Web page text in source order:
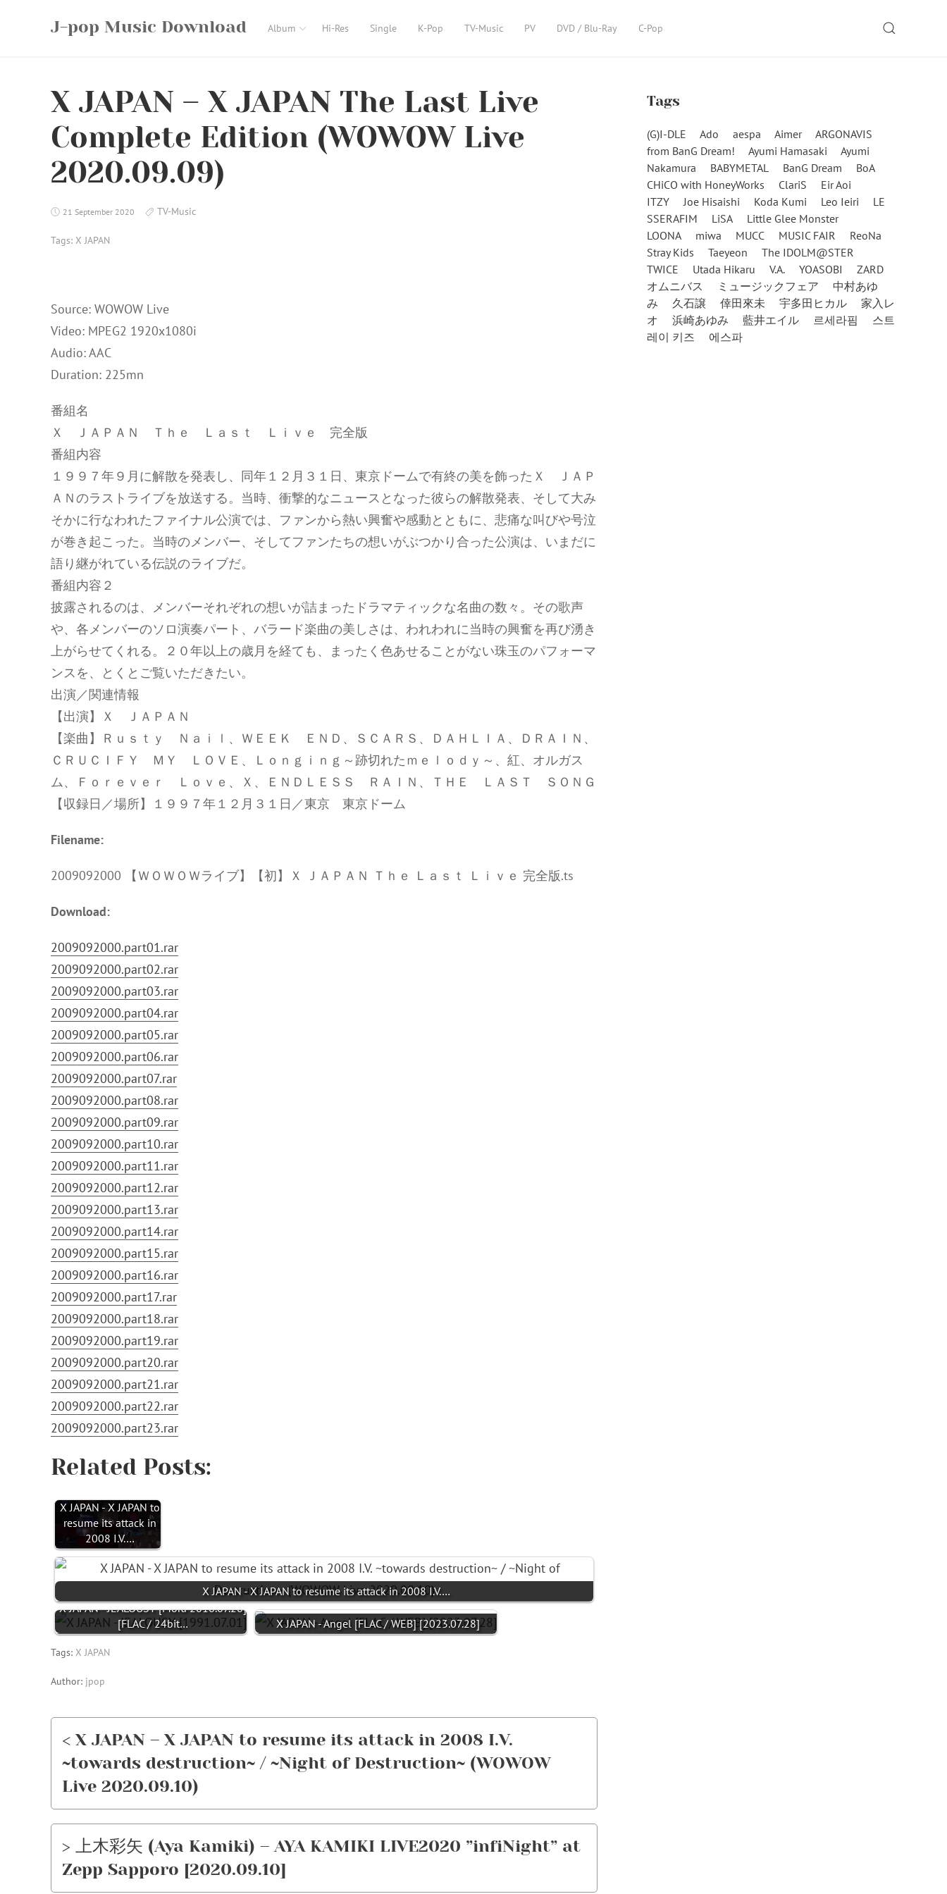
J-pop Music Download Album Hi-Res Single K-Pop TV-Music PV DVD / Blu-Ray C-Pop SEARCH
X JAPAN – X JAPAN The Last Live
Complete Edition (WOWOW Live
2020.09.09)
21 September 2020 TV-Music
Tags: X JAPAN
Source: WOWOW Live
Video: MPEG2 1920x1080i
Audio: AAC
Duration: 225mn
番組名
Ｘ ＪＡＰＡＮ Ｔｈｅ Ｌａｓｔ Ｌｉｖｅ 完全版
番組内容
１９９７年９月に解散を発表し、同年１２月３１日、東京ドームで有終の美を飾ったＸ ＪＡＰ
ＡＮのラストライブを放送する。当時、衝撃的なニュースとなった彼らの解散発表、そして大み
そかに行なわれたファイナル公演では、ファンから熱い興奮や感動とともに、悲痛な叫びや号泣
が巻き起こった。当時のメンバー、そしてファンたちの想いがぶつかり合った公演は、いまだに
語り継がれている伝説のライブだ。
番組内容２
披露されるのは、メンバーそれぞれの想いが詰まったドラマティックな名曲の数々。その歌声
や、各メンバーのソロ演奏パート、バラード楽曲の美しさは、われわれに当時の興奮を再び湧き
上がらせてくれる。２０年以上の歳月を経ても、まったく色あせることがない珠玉のパフォーマ
ンスを、とくとご覧いただきたい。
出演／関連情報
【出演】Ｘ ＪＡＰＡＮ
【楽曲】Ｒｕｓｔｙ Ｎａｉｌ、ＷＥＥＫ ＥＮＤ、ＳＣＡＲＳ、ＤＡＨＬＩＡ、ＤＲＡＩＮ、
ＣＲＵＣＩＦＹ ＭＹ ＬＯＶＥ、Ｌｏｎｇｉｎｇ～跡切れたｍｅｌｏｄｙ～、紅、オルガス
ム、Ｆｏｒｅｖｅｒ Ｌｏｖｅ、Ｘ、ＥＮＤＬＥＳＳ ＲＡＩＮ、ＴＨＥ ＬＡＳＴ ＳＯＮＧ
【収録日／場所】１９９７年１２月３１日／東京 東京ドーム
Filename:
2009092000 【ＷＯＷＯＷライブ】【初】Ｘ ＪＡＰＡＮ Ｔｈｅ Ｌａｓｔ Ｌｉｖｅ 完全版.ts
Download:
2009092000.part01.rar
2009092000.part02.rar
2009092000.part03.rar
2009092000.part04.rar
2009092000.part05.rar
2009092000.part06.rar
2009092000.part07.rar
2009092000.part08.rar
2009092000.part09.rar
2009092000.part10.rar
2009092000.part11.rar
2009092000.part12.rar
2009092000.part13.rar
2009092000.part14.rar
2009092000.part15.rar
2009092000.part16.rar
2009092000.part17.rar
2009092000.part18.rar
2009092000.part19.rar
2009092000.part20.rar
2009092000.part21.rar
2009092000.part22.rar
2009092000.part23.rar
Related Posts:
X JAPAN - X JAPAN to
resume its attack in
2008 I.V.…
X JAPAN - X JAPAN to resume its attack in 2008 I.V.…
X JAPAN - JEALOUSY [Mora 2016.07.26]
[FLAC / 24bit…
X JAPAN - Angel [FLAC / WEB] [2023.07.28]
Tags: X JAPAN
Author: jpop
< X JAPAN – X JAPAN to resume its attack in 2008 I.V.
~towards destruction~ / ~Night of Destruction~ (WOWOW
Live 2020.09.10)
> 上木彩矢 (Aya Kamiki) – AYA KAMIKI LIVE2020 ”infiNight” at
Zepp Sapporo [2020.09.10]
Tags
(G)I-DLE Ado aespa Aimer
ARGONAVIS
from BanG Dream!
Ayumi Hamasaki
Ayumi
Nakamura
BABYMETAL BanG Dream
BoA
CHiCO with HoneyWorks
ClariS
Eir Aoi
ITZY
Joe Hisaishi Koda Kumi Leo Ieiri
LE
SSERAFIM
LiSA
Little Glee Monster
LOONA
miwa MUCC MUSIC FAIR
ReoNa
Stray Kids
Taeyeon
The IDOLM@STER
TWICE
Utada Hikaru V.A. YOASOBI
ZARD
オムニバス
ミュージックフェア
中村あゆ
み
久石譲 倖田來未 宇多田ヒカル
家入レ
オ
浜崎あゆみ 藍井エイル 르세라핌
스트
레이 키즈
에스파